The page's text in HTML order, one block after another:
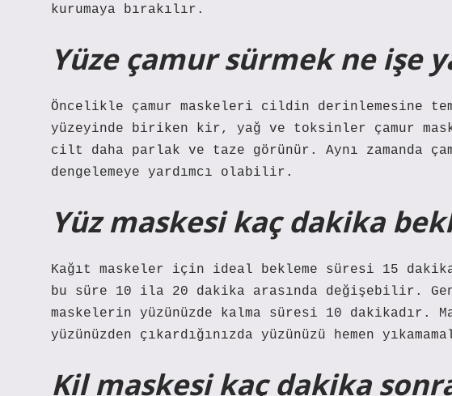
kurumaya bırakılır.
Yüze çamur sürmek ne işe
Öncelikle çamur maskeleri cildin derinlemesine
yüzeyinde biriken kir, yağ ve toksinler çamur
cilt daha parlak ve taze görünür. Aynı zamanda
dengelemeye yardımcı olabilir.
Yüz maskesi kaç dakika
Kağıt maskeler için ideal bekleme süresi 15
bu süre 10 ila 20 dakika arasında değişebilir.
maskelerin yüzünüzde kalma süresi 10 dakikadır.
yüzünüzden çıkardığınızda yüzünüzü hemen
Kil maskesi kaç dakika